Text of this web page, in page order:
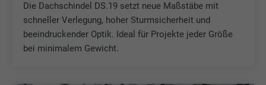
Die Dachschindel DS.19 setzt neue Maßstäbe mit
schneller Verlegung, hoher Sturmsicherheit und
beeindruckender Optik. Ideal für Projekte jeder Größe
bei minimalem Gewicht.